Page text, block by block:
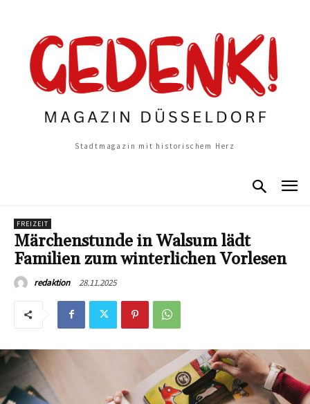
Stadtmagazin mit historischem Herz
FREIZEIT
Märchenstunde in Walsum lädt
Familien zum winterlichen Vorlesen
redaktion 28.11.2025